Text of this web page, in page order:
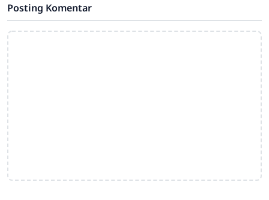
Posting Komentar